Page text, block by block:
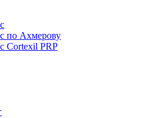
по Ахмерову
Cortexil PRP